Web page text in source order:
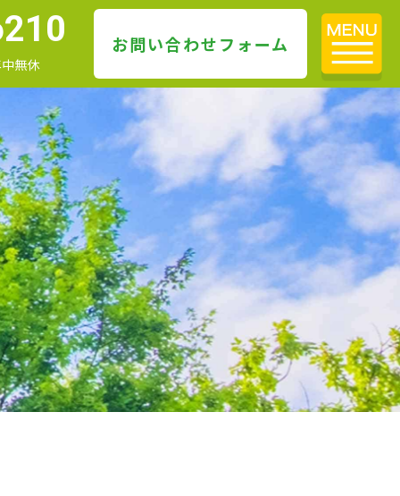
無休
お問い合わせフォーム